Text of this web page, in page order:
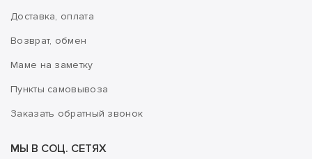
Доставка, оплата
Возврат, обмен
Маме на заметку
Пункты самовывоза
Заказать обратный звонок
МЫ В СОЦ. СЕТЯХ